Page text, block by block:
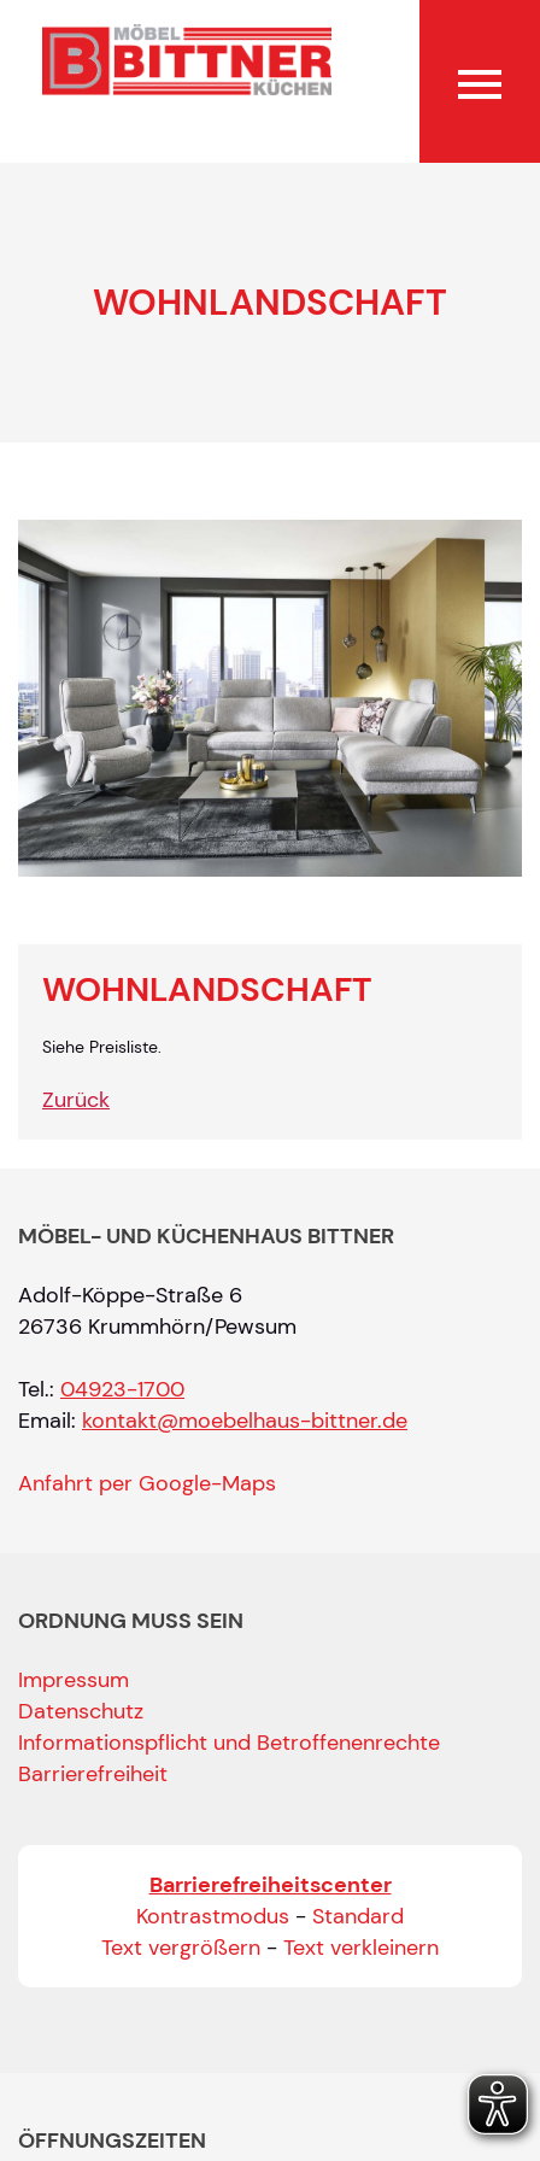
WOHNLANDSCHAFT
WOHNLANDSCHAFT
Siehe Preisliste.
Zurück
MÖBEL- UND KÜCHENHAUS BITTNER
Adolf-Köppe-Straße 6
26736 Krummhörn/Pewsum
Tel.: 04923-1700
Email: kontakt@moebelhaus-bittner.de
Anfahrt per Google-Maps
ORDNUNG MUSS SEIN
Impressum
Datenschutz
Informationspflicht und Betroffenenrechte
Barrierefreiheit
Barrierefreiheitscenter
Kontrastmodus - Standard
Text vergrößern - Text verkleinern
ÖFFNUNGSZEITEN